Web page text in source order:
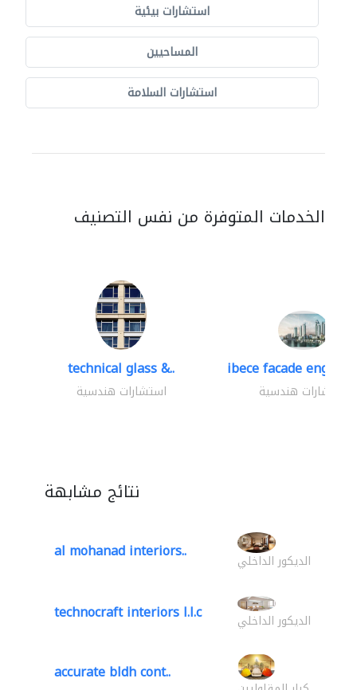
استشارات بيئية
المساحيين
استشارات السلامة
الخدمات المتوفرة من نفس التصنيف
technical glass &..
استشارات هندسية
ibece facade
استشارات هندسية
نتائج مشابهة
al mohanad interiors.. الديكور الداخلي
technocraft interiors l.l.c الديكور الداخلي
accurate bldh cont..